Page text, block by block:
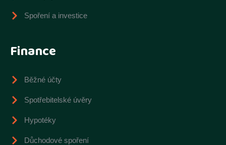
Spoření a investice
Finance
Běžné účty
Spotřebitelské úvěry
Hypotéky
Důchodové spoření